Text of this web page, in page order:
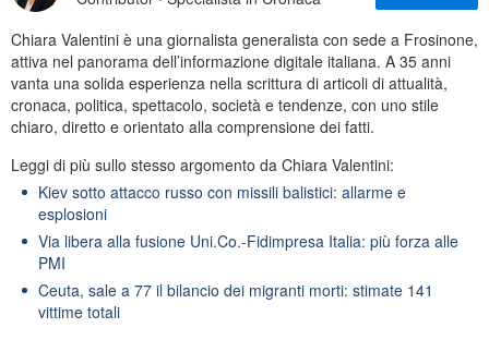
Chiara Valentini è una giornalista generalista con sede a Frosinone,
attiva nel panorama dell’informazione digitale italiana. A 35 anni
vanta una solida esperienza nella scrittura di articoli di attualità,
cronaca, politica, spettacolo, società e tendenze, con uno stile
chiaro, diretto e orientato alla comprensione dei fatti.
Leggi di più sullo stesso argomento da Chiara Valentini:
Kiev sotto attacco russo con missili balistici: allarme e
esplosioni
Via libera alla fusione Uni.Co.-Fidimpresa Italia: più forza alle
PMI
Ceuta, sale a 77 il bilancio dei migranti morti: stimate 141
vittime totali